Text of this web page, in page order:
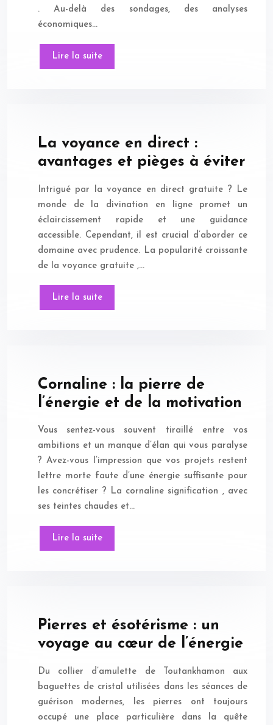
. Au-delà des sondages, des analyses
économiques…
Lire la suite
La voyance en direct :
avantages et pièges à éviter
Intrigué par la voyance en direct gratuite ? Le
monde de la divination en ligne promet un
éclaircissement rapide et une guidance
accessible. Cependant, il est crucial d’aborder ce
domaine avec prudence. La popularité croissante
de la voyance gratuite ,…
Lire la suite
Cornaline : la pierre de
l’énergie et de la motivation
Vous sentez-vous souvent tiraillé entre vos
ambitions et un manque d’élan qui vous paralyse
? Avez-vous l’impression que vos projets restent
lettre morte faute d’une énergie suffisante pour
les concrétiser ? La cornaline signification , avec
ses teintes chaudes et…
Lire la suite
Pierres et ésotérisme : un
voyage au cœur de l’énergie
Du collier d’amulette de Toutankhamon aux
baguettes de cristal utilisées dans les séances de
guérison modernes, les pierres ont toujours
occupé une place particulière dans la quête